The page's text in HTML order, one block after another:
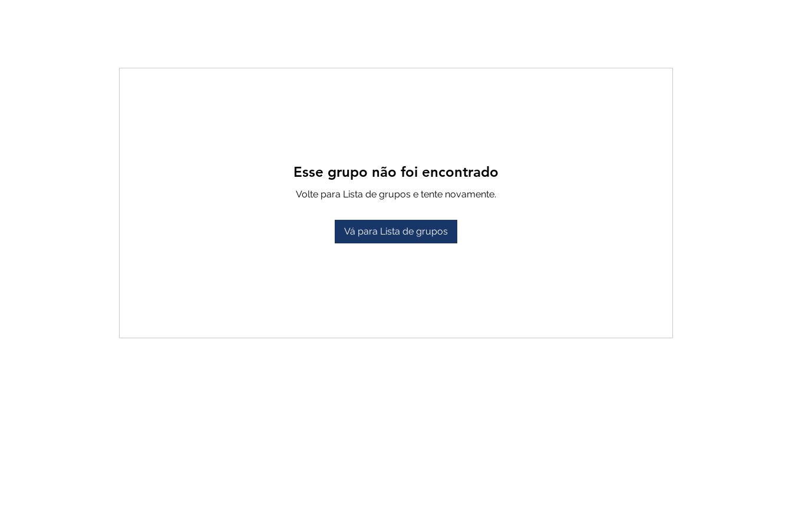
Esse grupo não foi encontrado
Volte para Lista de grupos e tente novamente.
Vá para Lista de grupos